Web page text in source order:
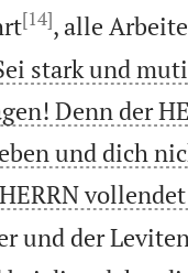
[14], alle
stark und
Denn der
und dich
und der